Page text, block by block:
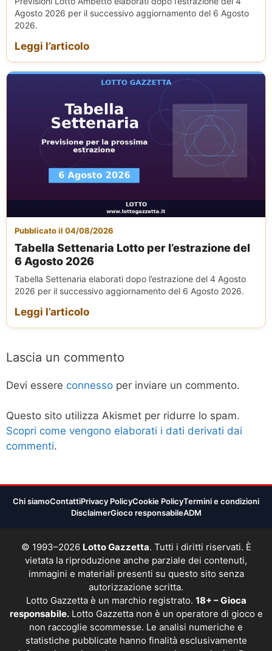
Agosto 2026 per il successivo aggiornamento del 6 Agosto
2026.
Leggi l’articolo
Pubblicato il 04/08/2026
Tabella Settenaria Lotto per l’estrazione del
6 Agosto 2026
Tabella Settenaria elaborati dopo l’estrazione del 4 Agosto
2026 per il successivo aggiornamento del 6 Agosto 2026.
Leggi l’articolo
Lascia un commento
Devi essere connesso per inviare un commento.
Questo sito utilizza Akismet per ridurre lo spam.
Scopri come vengono elaborati i dati derivati dai
commenti.
Chi siamoContattiPrivacy PolicyCookie PolicyTermini e condizioni
DisclaimerGioco responsabileADM
© 1993–2026 Lotto Gazzetta. Tutti i diritti riservati. È
vietata la riproduzione anche parziale dei contenuti,
immagini e materiali presenti su questo sito senza
autorizzazione scritta.
Lotto Gazzetta è un marchio registrato. 18+ – Gioca
responsabile.Lotto Gazzetta non è un operatore di gioco e
non raccoglie scommesse. Le analisi numeriche e
statistiche pubblicate hanno finalità esclusivamente